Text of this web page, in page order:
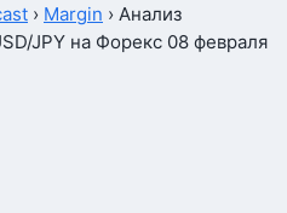
› Margin › Анализ
JPY на Форекс 08 февраля